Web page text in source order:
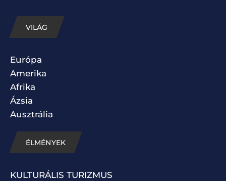
VILÁG
Európa
Amerika
Afrika
Ázsia
Ausztrália
ÉLMÉNYEK
KULTURÁLIS TURIZMUS